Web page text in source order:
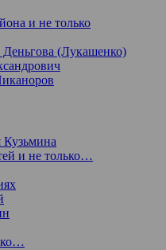
и не только
(Лукашенко)
Кузьмина
и не только…